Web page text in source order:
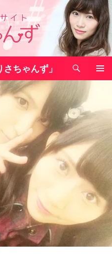
ちゃんず」